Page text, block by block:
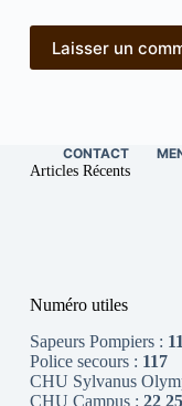
Laisser un
CONTACT
Articles Récents
Numéro utiles
Sapeurs Pompiers :
Police secours : 117
CHU Sylvanus
CHU Campus : 22